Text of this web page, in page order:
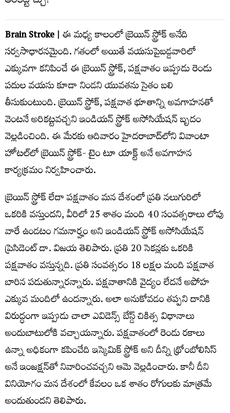
Brain Stroke |ఈ మధ్య కాలంలో బ్రెయిన్ స్ట్రోక్‌ అనేది
సర్వసాధారనమైంది. గతంలో అయితే వయసుపైబడ్డవారిలో
ఎక్కువగా కనిపించే ఈ బ్రెయిన్ స్ట్రోక్, పక్షవాతం ఇప్పుడు రెండు
పదుల వయసు కూడా నిండని యువతను సైతం బలి
తీసుకుంటుంది. బ్రెయిన్ స్ట్రోక్, పక్షవాత భూతాన్ని అవగాహనతో
వెంటనే అరికట్టవచ్చని ఇండియన్ స్ట్రోక్ అసోసియేషన్ బృదం
వెల్లడించింది. ఈ మేరకు ఆదివారం హైదరాబాద్‌లోని వివాంటా
హోటల్‌లో బ్రెయిన్ స్ట్రోక్- టైం టూ యాక్ట్ అనే అవగాహన
కార్యక్రమం నిర్వహించారు.
బ్రెయిన్ స్ట్రోక్ లేదా పక్షవాతం మన దేశంలో ప్రతి నలుగురిలో
ఒకరికి వస్తుందని, వీరిలో 25 శాతం మంది 40 సంవత్సరాలు లోపు
వారే ఉండటం గమనార్హం అని ఇండియన్ స్ట్రోక్ అసోసియేషన్
ప్రెసిడెంట్ డా. విజయ తెలిపారు. ప్రతి 20 సెకన్లకు ఒకరికి
పక్షవాతం వస్తున్నది. ప్రతి సంవత్సరం 18 లక్షల మంది పక్షవాత
బారిన పడుతున్నారన్నారు. పక్షవాతానికి వైద్యం లేదనే అపోహ
ఎక్కువ మందిలో ఉందన్నారు. అలా అనుకోవడం తప్పని దానికి
విరుద్ధంగా ఇప్పుడు చాలా ఎవిడెన్స్ బేస్డ్ చికిత్స విధానాలు
అందుబాటులోకి వచ్చాయన్నారు. పక్షవాతంలో రెండు రకాలు
ఉన్నా అధికంగా కపించేది ఇస్కెమిక్ స్ట్రోక్ అని దీన్ని థ్రోంబోలిసిస్
అనే ఇంజక్షన్‌తో నివారించవచ్చని ఆమె వెల్లడించారు. కానీ దీని
వినియోగం మన దేశంలో కేవలం ఒక శాతం రోగులకు మాత్రమే
అందుతుందని తెలిపారు.